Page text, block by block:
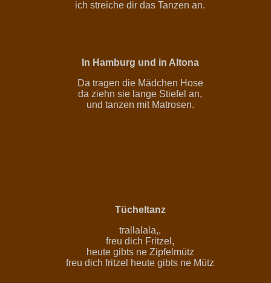
ich streiche dir das Tanzen an.
In Hamburg und in Altona
Da tragen die Mädchen Hose
da ziehn sie lange Stiefel an,
und tanzen mit Matrosen.
Tücheltanz
trallalala,,
freu dich Fritzel,
heute gibts ne Zipfelmütz
freu dich fritzel heute gibts ne Mütz